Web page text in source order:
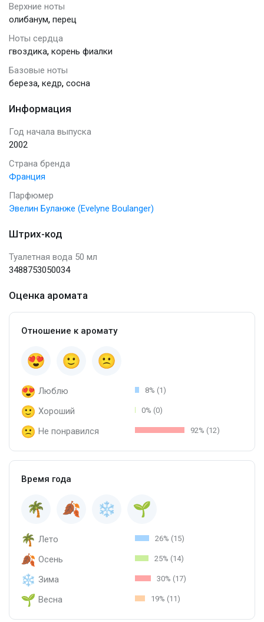
Верхние ноты
олибанум, перец
Ноты сердца
гвоздика, корень фиалки
Базовые ноты
береза, кедр, сосна
Информация
Год начала выпуска
2002
Страна бренда
Франция
Парфюмер
Эвелин Буланже (Evelyne Boulanger)
Штрих-код
Туалетная вода 50 мл
3488753050034
Оценка аромата
Отношение к аромату
Люблю 8% (1)
Хороший 0% (0)
Не понравился 92% (12)
Время года
Лето 26% (15)
Осень 25% (14)
Зима 30% (17)
Весна 19% (11)